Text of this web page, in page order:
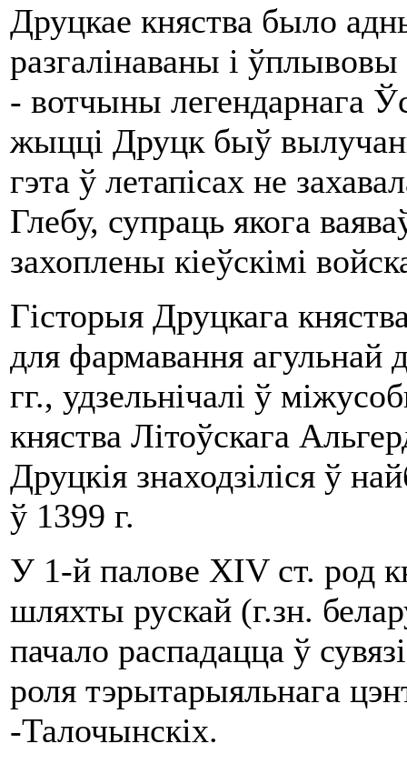
Друцкае княства было
разгалінаваны і
- вотчыны легендарнага
жыцці Друцк быў
гэта ў летапісах не
Глебу, супраць якога
захоплены кіеўскімі
Гісторыя Друцкага
для фармавання агульнай
гг., удзельнічалі ў
княства Літоўскага
Друцкія знаходзіліся ў
ў 1399 г.
У 1-й палове XIV ст. род
шляхты рускай (г.зн.
пачало распадацца ў
роля тэрытарыяльнага
-Талочынскіх.